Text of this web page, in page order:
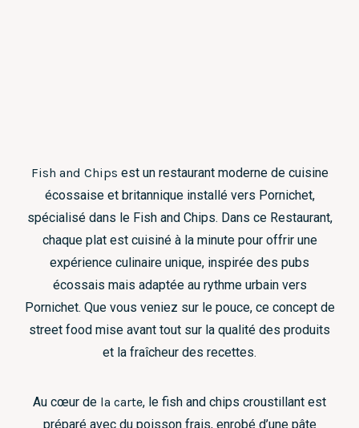
Fish and Chips est un restaurant moderne de cuisine
écossaise et britannique installé vers Pornichet,
spécialisé dans le Fish and Chips. Dans ce Restaurant,
chaque plat est cuisiné à la minute pour offrir une
expérience culinaire unique, inspirée des pubs
écossais mais adaptée au rythme urbain vers
Pornichet. Que vous veniez sur le pouce, ce concept de
street food mise avant tout sur la qualité des produits
et la fraîcheur des recettes.
Au cœur de la carte, le fish and chips croustillant est
préparé avec du poisson frais, enrobé d’une pâte